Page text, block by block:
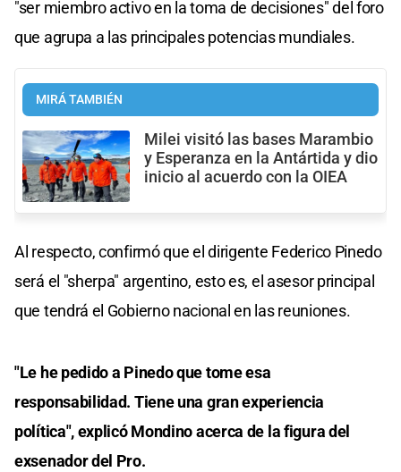
"ser miembro activo en la toma de decisiones" del foro
que agrupa a las principales potencias mundiales.
MIRÁ TAMBIÉN
Milei visitó las bases Marambio
y Esperanza en la Antártida y dio
inicio al acuerdo con la OIEA
Al respecto, confirmó que el dirigente Federico Pinedo
será el "sherpa" argentino, esto es, el asesor principal
que tendrá el Gobierno nacional en las reuniones.
"Le he pedido a Pinedo que tome esa
responsabilidad. Tiene una gran experiencia
política", explicó Mondino acerca de la figura del
exsenador del Pro.